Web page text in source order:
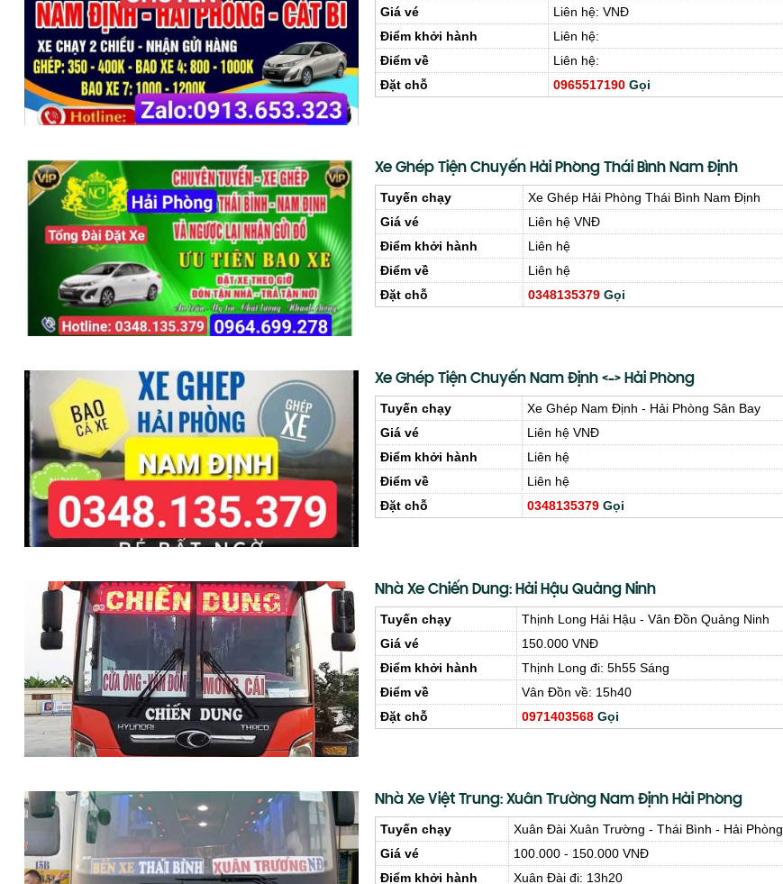
Giá vé
Liên hệ: VNĐ
Điểm khởi hành
Liên hệ:
Điểm về
Liên hệ:
Đặt chỗ
0965517190Gọi
Xe Ghép Tiện Chuyến Hải Phòng Thái Bình Nam Định
Tuyến chạy
Xe Ghép Hải Phòng Thái Bình Nam Định
Giá vé
Liên hệ VNĐ
Điểm khởi hành
Liên hệ
Điểm về
Liên hệ
Đặt chỗ
0348135379Gọi
Xe Ghép Tiện Chuyến Nam Định <-> Hải Phòng
Tuyến chạy
Xe Ghép Nam Định - Hải Phòng Sân Bay
Giá vé
Liên hệ VNĐ
Điểm khởi hành
Liên hệ
Điểm về
Liên hệ
Đặt chỗ
0348135379Gọi
Nhà Xe Chiến Dung: Hải Hậu Quảng Ninh
Tuyến chạy
Thịnh Long Hải Hậu - Vân Đồn Quảng Ninh
Giá vé
150.000 VNĐ
Điểm khởi hành
Thịnh Long đi: 5h55 Sáng
Điểm về
Vân Đồn về: 15h40
Đặt chỗ
0971403568Gọi
Nhà Xe Việt Trung: Xuân Trường Nam Định Hải Phòng
Tuyến chạy
Xuân Đài Xuân Trường - Thái Bình - Hải Phòng
Giá vé
100.000 - 150.000 VNĐ
Điểm khởi hành
Xuân Đài đi: 13h20